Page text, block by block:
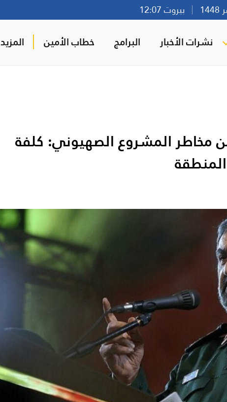
بيروت 12:07
نشرات الأخبار البرامج خطاب الأمين المزيد
مخاطر المشروع الصهيوني: كلفة